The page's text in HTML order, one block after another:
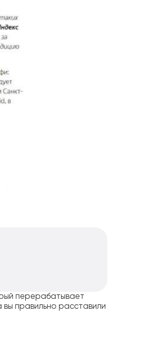
перерабатывает
правильно расставили